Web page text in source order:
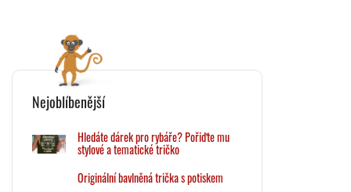
Nejoblíbenější
Hledáte dárek pro rybáře? Pořiďte mu
stylové a tematické tričko
Originální bavlněná trička s potiskem